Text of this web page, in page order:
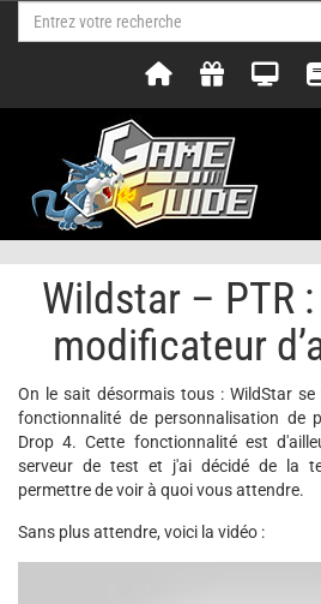
Wildstar – PTR
modificateur
On le sait désormais tous : WildStar
fonctionnalité de personnalisation de
Drop 4. Cette fonctionnalité est
serveur de test et j'ai décidé de la
permettre de voir à quoi vous attendre.
Sans plus attendre, voici la vidéo :